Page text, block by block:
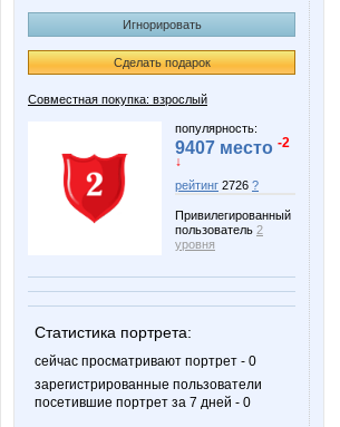
Игнорировать
Сделать подарок
Совместная покупка: взрослый
популярность:
9407 место -2
↓
рейтинг 2726 ?
Привилегированный
пользователь 2
уровня
Статистика портрета:
сейчас просматривают портрет - 0
зарегистрированные пользователи
посетившие портрет за 7 дней - 0